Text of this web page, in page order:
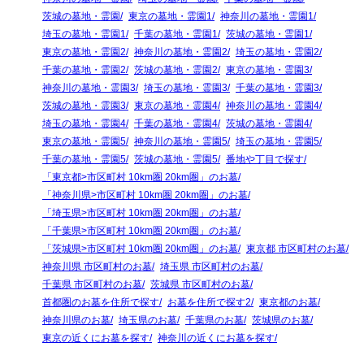
茨城の墓地・霊園
東京の墓地・霊園1
神奈川の墓地・霊園1
埼玉の墓地・霊園1
千葉の墓地・霊園1
茨城の墓地・霊園1
東京の墓地・霊園2
神奈川の墓地・霊園2
埼玉の墓地・霊園2
千葉の墓地・霊園2
茨城の墓地・霊園2
東京の墓地・霊園3
神奈川の墓地・霊園3
埼玉の墓地・霊園3
千葉の墓地・霊園3
茨城の墓地・霊園3
東京の墓地・霊園4
神奈川の墓地・霊園4
埼玉の墓地・霊園4
千葉の墓地・霊園4
茨城の墓地・霊園4
東京の墓地・霊園5
神奈川の墓地・霊園5
埼玉の墓地・霊園5
千葉の墓地・霊園5
茨城の墓地・霊園5
番地や丁目で探す
「東京都>市区町村 10km圏 20km圏」のお墓
「神奈川県>市区町村 10km圏 20km圏」のお墓
「埼玉県>市区町村 10km圏 20km圏」のお墓
「千葉県>市区町村 10km圏 20km圏」のお墓
「茨城県>市区町村 10km圏 20km圏」のお墓
東京都 市区町村のお墓
神奈川県 市区町村のお墓
埼玉県 市区町村のお墓
千葉県 市区町村のお墓
茨城県 市区町村のお墓
首都圏のお墓を住所で探す
お墓を住所で探す2
東京都のお墓
神奈川県のお墓
埼玉県のお墓 千葉県のお墓
茨城県のお墓
東京の近くにお墓を探す
神奈川の近くにお墓を探す